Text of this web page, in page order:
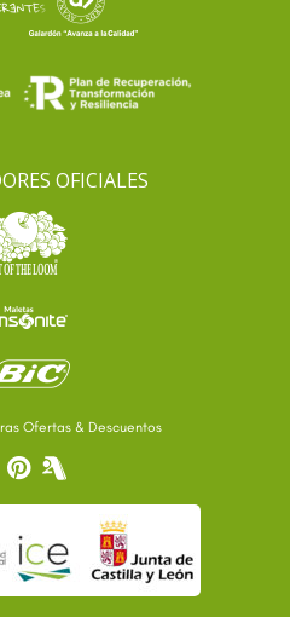
OFICIALES
Ofertas & Descuentos